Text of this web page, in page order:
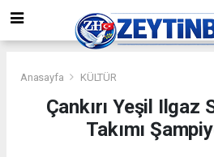
Anasayfa KÜLTÜR
Çankırı Yeşil Ilgaz
Takımı